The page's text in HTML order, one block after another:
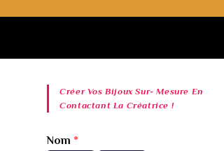
Créer Vos Bijoux Sur- Mesure En
Contactant La Créatrice !
Nom *